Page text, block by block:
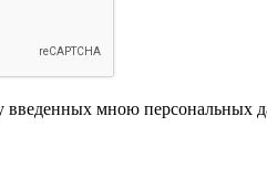
введенных мною персональных